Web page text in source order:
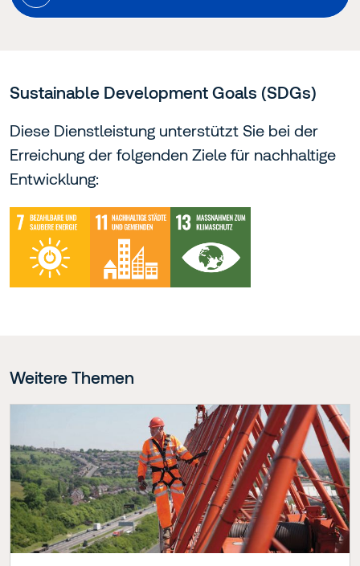
Sustainable Development Goals (SDGs)
Diese Dienstleistung unterstützt Sie bei der
Erreichung der folgenden Ziele für nachhaltige
Entwicklung:
Weitere Themen